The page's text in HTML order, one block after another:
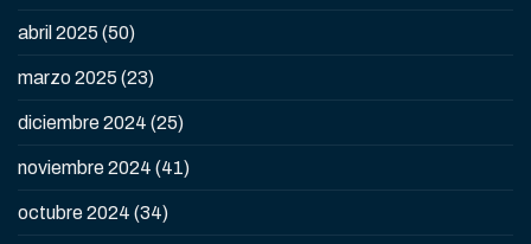
abril 2025 (50)
marzo 2025 (23)
diciembre 2024 (25)
noviembre 2024 (41)
octubre 2024 (34)